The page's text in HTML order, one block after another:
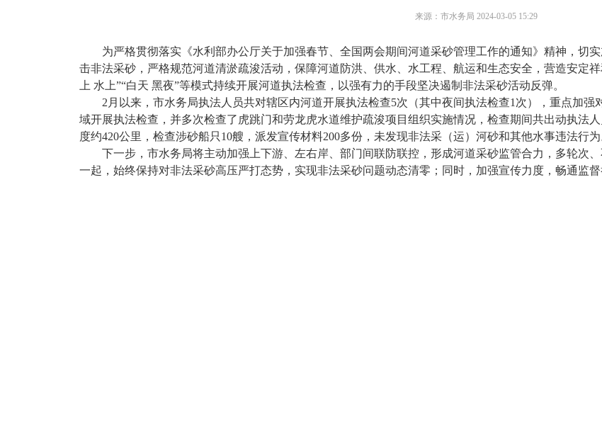
来源：市水务局 2024-03-05 15:29
为严格贯彻落实《水利部办公厅关于加强春节、全国两会期间河道采砂管理工作的通知》精神，切
击非法采砂，严格规范河道清淤疏浚活动，保障河道防洪、供水、水工程、航运和生态安全，营造安定
上 水上”“白天 黑夜”等模式持续开展河道执法检查，以强有力的手段坚决遏制非法采砂活动反弹。
2月以来，市水务局执法人员共对辖区内河道开展执法检查5次（其中夜间执法检查1次），重点加强
域开展执法检查，并多次检查了虎跳门和劳龙虎水道维护疏浚项目组织实施情况，检查期间共出动执法
度约420公里，检查涉砂船只10艘，派发宣传材料200多份，未发现非法采（运）河砂和其他水事违法行为
下一步，市水务局将主动加强上下游、左右岸、部门间联防联控，形成河道采砂监管合力，多轮次
一起，始终保持对非法采砂高压严打态势，实现非法采砂问题动态清零；同时，加强宣传力度，畅通监